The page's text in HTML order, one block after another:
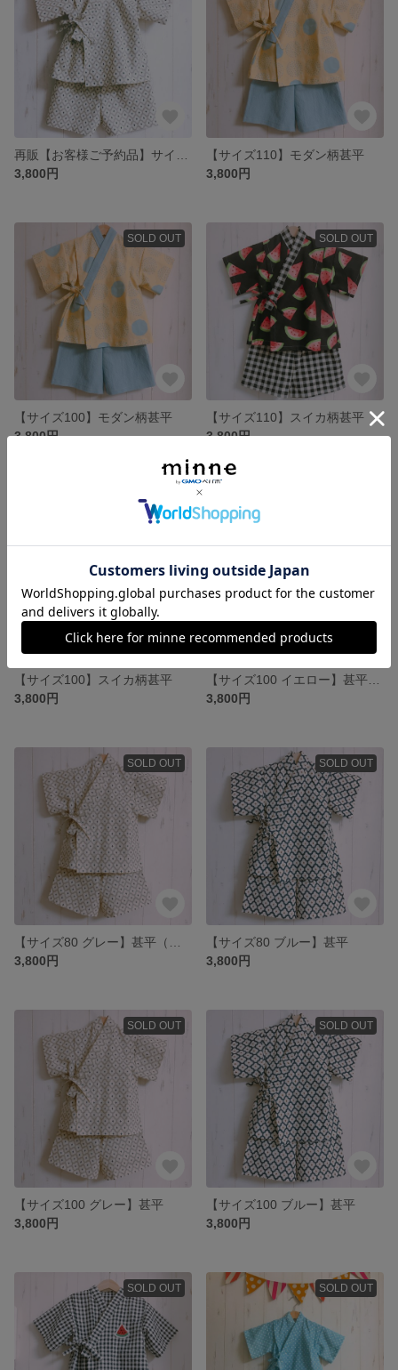
3,800円
【サイズ110】モダン柄甚平
3,800円
SOLD OUT
【サイズ100】モダン柄甚平
3,800円
SOLD OUT
【サイズ110】スイカ柄甚平
3,800円
SOLD OUT
【サイズ100】スイカ柄甚平
3,800円
3,800円
SOLD OUT
3,800円
SOLD OUT
【サイズ80 ブルー】甚平
3,800円
SOLD OUT
【サイズ100 グレー】甚平
3,800円
SOLD OUT
【サイズ100 ブルー】甚平
3,800円
SOLD OUT SOLD OUT